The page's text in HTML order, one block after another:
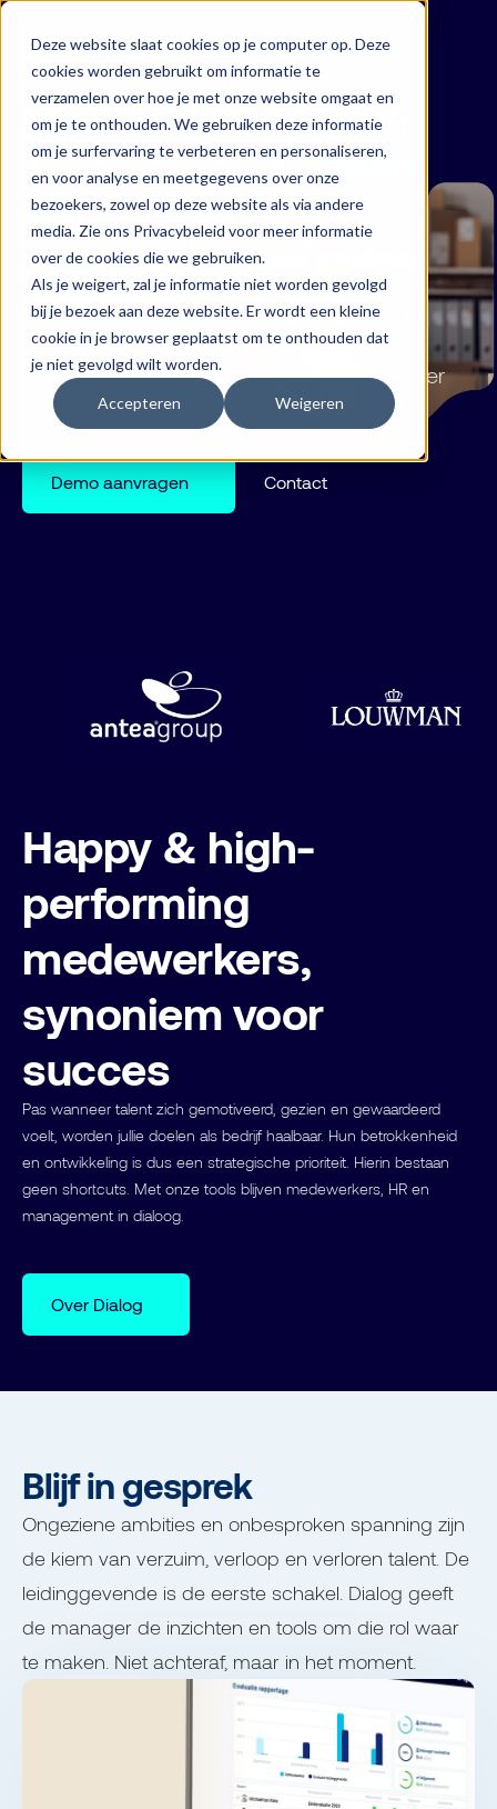
Deze website slaat cookies op je computer op. Deze
cookies worden gebruikt om informatie te
verzamelen over hoe je met onze website omgaat en
om je te onthouden. We gebruiken deze informatie
om je surfervaring te verbeteren en personaliseren,
en voor analyse en meetgegevens over onze
bezoekers, zowel op deze website als via andere
media. Zie ons Privacybeleid voor meer informatie
over de cookies die we gebruiken.
Als je weigert, zal je informatie niet worden gevolgd
bij je bezoek aan deze website. Er wordt een kleine
cookie in je browser geplaatst om te onthouden dat
je niet gevolgd wilt worden.
Accepteren Weigeren
Organisaties behalen
geen doelen.Mensen
wel.
Betrokken mensen. Hogere prestaties.
Groeiend talent.Dialog geeft
leidinggevenden de inzichten en tools om
mensen centraal te zetten. Niet één keer per
jaar, maar elke dag.
Demo aanvragen Contact
Happy & high-
performing
medewerkers,
synoniem voor
succes
Pas wanneer talent zich gemotiveerd, gezien en gewaardeerd
voelt, worden jullie doelen als bedrijf haalbaar. Hun betrokkenheid
en ontwikkeling is dus een strategische prioriteit. Hierin bestaan
geen shortcuts. Met onze tools blijven medewerkers, HR en
management in dialoog.
Over Dialog
Blijf in gesprek
Ongeziene ambities en onbesproken spanning zijn
de kiem van verzuim, verloop en verloren talent. De
leidinggevende is de eerste schakel. Dialog geeft
de manager de inzichten en tools om die rol waar
te maken. Niet achteraf, maar in het moment.